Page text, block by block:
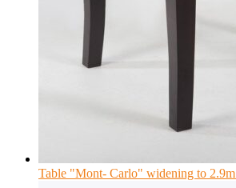
Table "Mont- Carlo" widening to 2.9m